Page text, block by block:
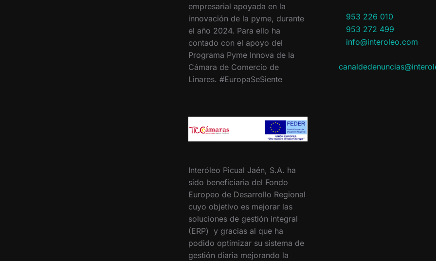
empresarial apoyada en la
innovación de la pyme, durante
el año 2024. Para ello ha
contado con el apoyo del
Programa Pyme Innova de la
Cámara de Comercio de
Linares. #EuropaSeSiente
Interóleo Picual Jaén, S.A. ha
sido beneficiaria del Fondo
Europeo de Desarrollo Regional
cuyo objetivo es mejorar las
soluciones de gestión integral
(ERP) y gracias al que ha
podido optimizar su sistema de
gestión diaria mejorando la
953 226 010
953 272 499
info@interoleo.com